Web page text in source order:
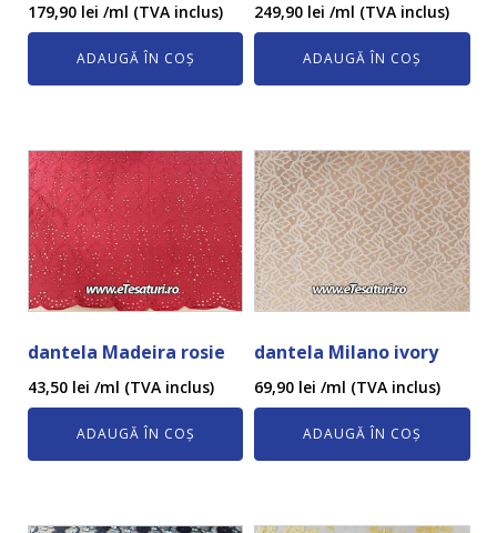
179,90 lei /ml (TVA inclus)
ADAUGĂ ÎN COȘ
249,90 lei /ml (TVA inclus)
ADAUGĂ ÎN COȘ
dantela Madeira rosie
43,50 lei /ml (TVA inclus)
ADAUGĂ ÎN COȘ
dantela Milano ivory
69,90 lei /ml (TVA inclus)
ADAUGĂ ÎN COȘ